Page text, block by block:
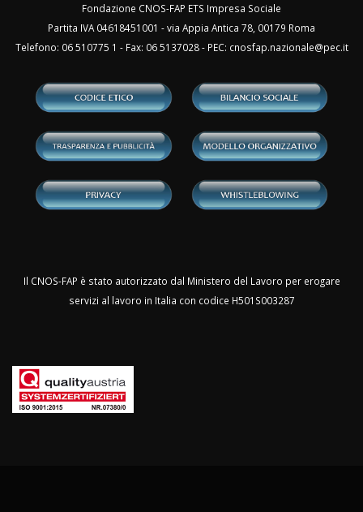
Fondazione CNOS-FAP ETS Impresa Sociale
Partita IVA 04618451001 - via Appia Antica 78, 00179 Roma
Telefono: 06 510775 1 - Fax: 06 5137028 - PEC: cnosfap.nazionale@pec.it
Il CNOS-FAP è stato autorizzato dal Ministero del Lavoro per erogare
servizi al lavoro in Italia con codice H501S003287